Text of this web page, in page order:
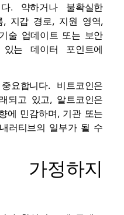
. 약하거나 불확실한
, 지갑 경로, 지원 영역,
술 업데이트 또는 보안
는 데이터 포인트에
요합니다. 비트코인은
되고 있고, 알트코인은
에 민감하며, 기관 또는
러티브의 일부가 될 수
가정하지